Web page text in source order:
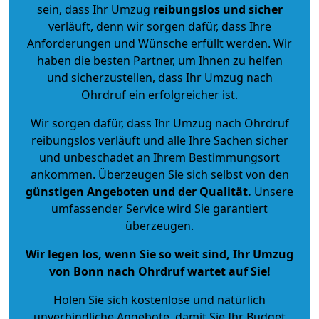
sein, dass Ihr Umzug reibungslos und sicher
verläuft, denn wir sorgen dafür, dass Ihre
Anforderungen und Wünsche erfüllt werden. Wir
haben die besten Partner, um Ihnen zu helfen
und sicherzustellen, dass Ihr Umzug nach
Ohrdruf ein erfolgreicher ist.
Wir sorgen dafür, dass Ihr Umzug nach Ohrdruf
reibungslos verläuft und alle Ihre Sachen sicher
und unbeschadet an Ihrem Bestimmungsort
ankommen. Überzeugen Sie sich selbst von den
günstigen Angeboten und der Qualität. Unsere
umfassender Service wird Sie garantiert
überzeugen.
Wir legen los, wenn Sie so weit sind, Ihr Umzug
von Bonn nach Ohrdruf wartet auf Sie!
Holen Sie sich kostenlose und natürlich